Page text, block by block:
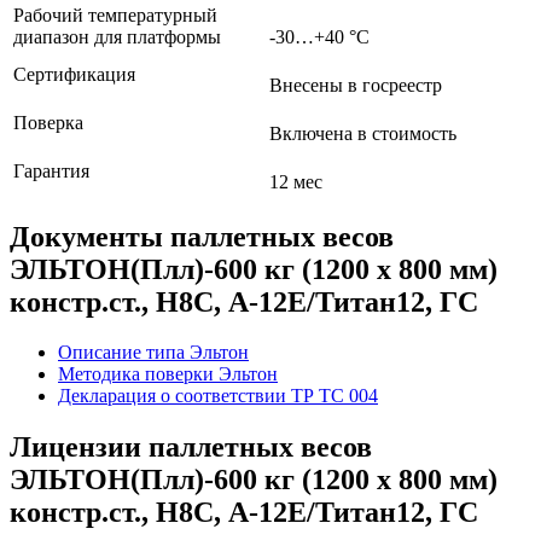
Рабочий температурный
диапазон для платформы
-30…+40 °С
Сертификация
Внесены в госреестр
Поверка
Включена в стоимость
Гарантия
12 мес
Документы паллетных весов
ЭЛЬТОН(Плл)-600 кг (1200 х 800 мм)
констр.ст., H8C, А-12Е/Титан12, ГС
Описание типа Эльтон
Методика поверки Эльтон
Декларация о соответствии ТР ТС 004
Лицензии паллетных весов
ЭЛЬТОН(Плл)-600 кг (1200 х 800 мм)
констр.ст., H8C, А-12Е/Титан12, ГС